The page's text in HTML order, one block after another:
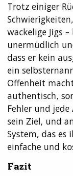
Trotz einiger
wackelige Jigs
unermüdlich
dass er kein
ein
Offenheit
authentisch,
Fehler und
sein Ziel, und
System, das
einfache und
Fazit